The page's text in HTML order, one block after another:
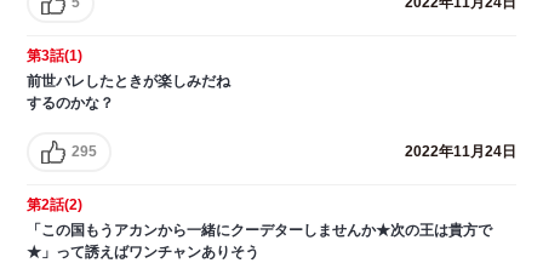
第3話(1)
前世バレしたときが楽しみだね
するのかな？
295 2022年11月24日
第2話(2)
「この国もうアカンから一緒にクーデターしませんか★次の王は貴方で
★」って誘えばワンチャンありそう